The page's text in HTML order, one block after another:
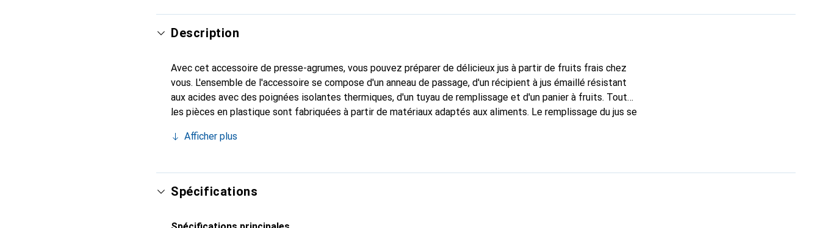
Description
Avec cet accessoire de presse-agrumes, vous pouvez préparer de délicieux jus à partir de fruits frais chez
vous. L'ensemble de l'accessoire se compose d'un anneau de passage, d'un récipient à jus émaillé résistant
aux acides avec des poignées isolantes thermiques, d'un tuyau de remplissage et d'un panier à fruits. Toutes
les pièces en plastique sont fabriquées à partir de matériaux adaptés aux aliments. Le remplissage du jus se
Afficher plus
Spécifications